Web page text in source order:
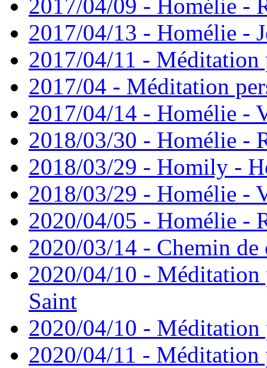
2017/04/09 - Homélie -
2017/04/13 - Homélie -
2017/04/11 -
2017/04 - Méditation
2017/04/14 - Homélie -
2018/03/30 - Homélie -
2018/03/29 - Homily -
2018/03/29 - Homélie -
2020/04/05 - Homélie -
2020/03/14 - Chemin
2020/04/10 - Méditation
Saint
2020/04/10 - Méditation
2020/04/11 - Méditation